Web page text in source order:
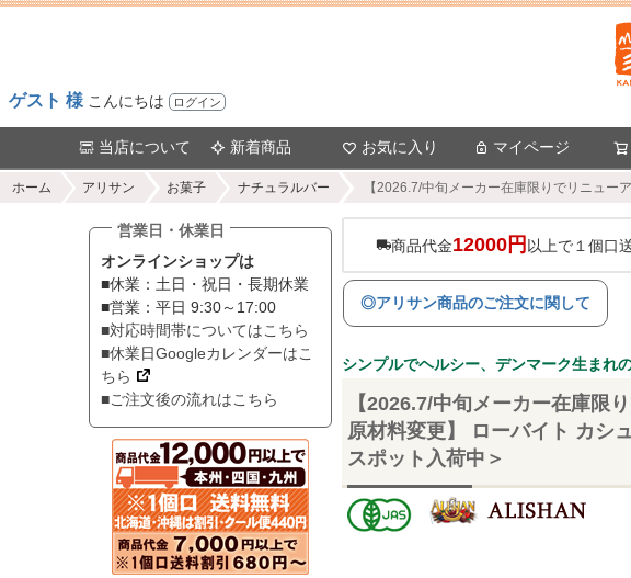
ゲスト 様 こんにちは ログイン
当店について 新着商品 お気に入り マイページ
ホーム アリサン お菓子 ナチュラルバー 【2026.7/中旬メーカー在庫限りでリニュ
営業日・休業日
オンラインショップは
■休業：土日・祝日・長期休業
■営業：平日 9:30～17:00
■対応時間帯についてはこちら
■休業日Googleカレンダーはこ
ちら
■ご注文後の流れはこちら
商品代金12000円 以上で１個口
◎アリサン商品のご注文に関して
シンプルでヘルシー、デンマーク生まれ
【2026.7/中旬メーカー在庫限
原材料変更】 ローバイト カシ
スポット入荷中＞